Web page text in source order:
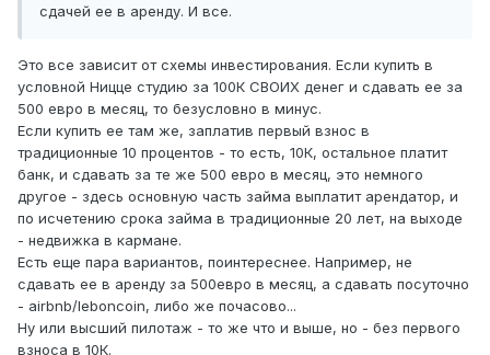
сдачей ее в аренду. И все.
Это все зависит от схемы инвестирования. Если купить в
условной Ницце студию за 100К СВОИХ денег и сдавать ее за
500 евро в месяц, то безусловно в минус.
Если купить ее там же, заплатив первый взнос в
традиционные 10 процентов - то есть, 10К, остальное платит
банк, и сдавать за те же 500 евро в месяц, это немного
другое - здесь основную часть займа выплатит арендатор, и
по исчетению срока займа в традиционные 20 лет, на выходе
- недвижка в кармане.
Есть еще пара вариантов, поинтереснее. Например, не
сдавать ее в аренду за 500евро в месяц, а сдавать посуточно
- airbnb/leboncoin, либо же почасово...
Ну или высший пилотаж - то же что и выше, но - без первого
взноса в 10К.